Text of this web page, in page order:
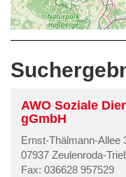
AWO Soziale
gGmbH
Ernst-Thälmann-Allee
07937 Zeulenroda-
Fax: 036628 957529